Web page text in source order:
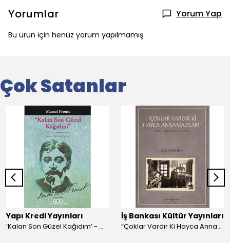
Yorumlar Yorum Yap
Bu ürün için henüz yorum yapılmamış.
Çok Satanlar
Yapı Kredi Yayınları
‘Kalan Son Güzel Kağıdım’ - Marcel Proust
İş Bankası Kültür Yayınları
“Çoklar Vardır Ki Hayca Annamazlar!” - Gazanfer İbar